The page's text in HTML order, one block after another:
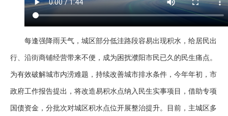
每逢强降雨天气，城区部分低洼路段容易出现积水，给居民出
行、沿街商铺经营带来不便，成为困扰濮阳市民已久的民生痛点。
为有效破解城市内涝难题，持续改善城市排水条件，今年年初，市
政府工作报告提出，将改造易积水点纳入民生实事项目，借助专项
国债资金，分批次对城区积水点位开展整治提升。目前，主城区多